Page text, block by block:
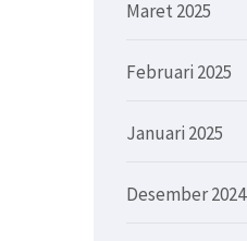
Maret 2025
Februari 2025
Januari 2025
Desember 2024